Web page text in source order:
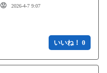
😡 2026-4-7 9:07
いいね！ 0